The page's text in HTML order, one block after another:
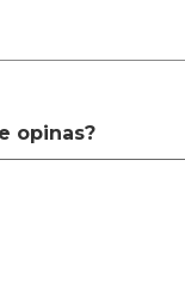
opinas?